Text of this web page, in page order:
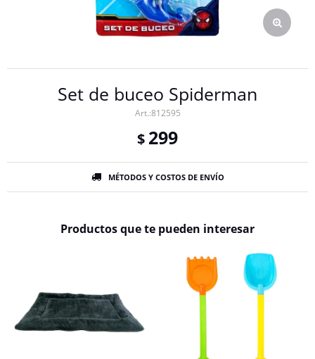
Set de buceo Spiderman
812595
$ 299
MÉTODOS Y COSTOS DE ENVÍO
Productos que te pueden interesar